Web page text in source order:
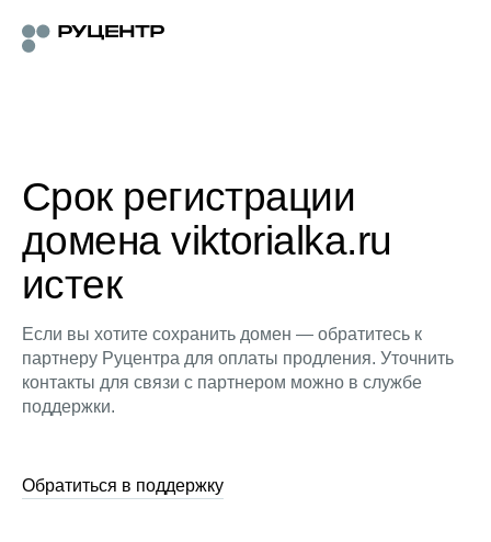
Срок регистрации
домена viktorialka.ru
истек
Если вы хотите сохранить домен — обратитесь к
партнеру Руцентра для оплаты продления. Уточнить
контакты для связи с партнером можно в службе
поддержки.
Обратиться в поддержку